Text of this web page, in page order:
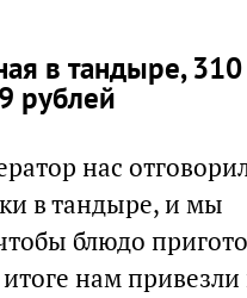
в тандыре, 310
рублей
нас
в тандыре, и мы
блюдо
нам привезли